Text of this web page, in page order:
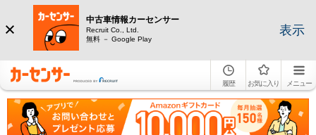
中古車情報カーセンサー
Recruit Co., Ltd.
無料 － Google Play
表示
履歴 お気に入り メニュー